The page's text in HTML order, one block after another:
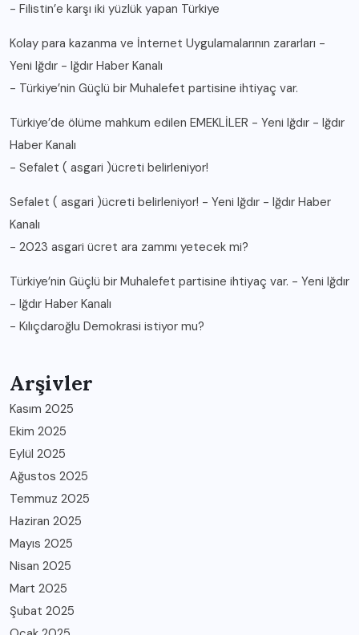
- Filistin’e karşı iki yüzlük yapan Türkiye
Kolay para kazanma ve İnternet Uygulamalarının zararları -
Yeni Iğdır - Iğdır Haber Kanalı
- Türkiye’nin Güçlü bir Muhalefet partisine ihtiyaç var.
Türkiye’de ölüme mahkum edilen EMEKLİLER - Yeni Iğdır - Iğdır
Haber Kanalı
- Sefalet ( asgari )ücreti belirleniyor!
Sefalet ( asgari )ücreti belirleniyor! - Yeni Iğdır - Iğdır Haber
Kanalı
- 2023 asgari ücret ara zammı yetecek mi?
Türkiye’nin Güçlü bir Muhalefet partisine ihtiyaç var. - Yeni Iğdır
- Iğdır Haber Kanalı
- Kılıçdaroğlu Demokrasi istiyor mu?
Arşivler
Kasım 2025
Ekim 2025
Eylül 2025
Ağustos 2025
Temmuz 2025
Haziran 2025
Mayıs 2025
Nisan 2025
Mart 2025
Şubat 2025